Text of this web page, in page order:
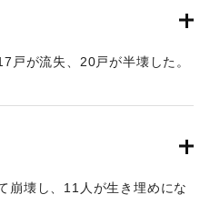
戸が流失、20戸が半壊した。
崩壊し、11人が生き埋めにな